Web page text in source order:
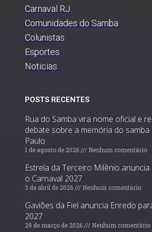
Carnaval RJ
Comunidades do Samba
Colunistas
Esportes
Noticias
POSTS RECENTES
Rua do Samba vira nome oficial e
debate sobre a memória do samba
Paulo
1 de agosto de 2026 Nenhum comentário
Estrela da Terceiro Milênio
o Carnaval 2027
3 de abril de 2026 Nenhum comentário
Gaviões da Fiel anuncia Enredo
2027
29 de março de 2026 Nenhum comentário